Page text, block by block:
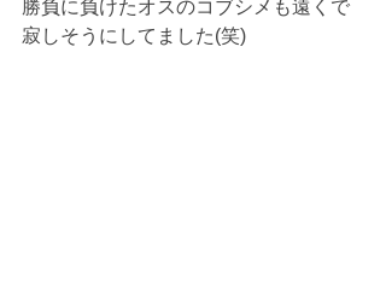
勝負に負けたオスのコブシメも遠くで
寂しそうにしてました(笑)